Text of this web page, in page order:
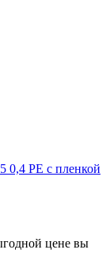
0,4 PE с пленкой
цене вы